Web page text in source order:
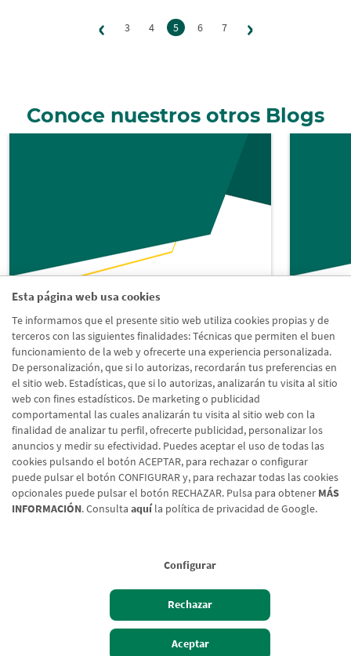
Esta página web usa cookies
Te informamos que el presente sitio web utiliza cookies propias y de
terceros con las siguientes finalidades: Técnicas que permiten el buen
funcionamiento de la web y ofrecerte una experiencia personalizada.
De personalización, que si lo autorizas, recordarán tus preferencias en
el sitio web. Estadísticas, que si lo autorizas, analizarán tu visita al sitio
web con fines estadísticos. De marketing o publicidad
comportamental las cuales analizarán tu visita al sitio web con la
finalidad de analizar tu perfil, ofrecerte publicidad, personalizar los
anuncios y medir su efectividad. Puedes aceptar el uso de todas las
cookies pulsando el botón ACEPTAR, para rechazar o configurar
puede pulsar el botón CONFIGURAR y, para rechazar todas las cookies
opcionales puede pulsar el botón RECHAZAR. Pulsa para obtener MÁS
INFORMACIÓN. Consulta aquíla política de privacidad de Google.
Configurar
Rechazar
Aceptar
‹ Página
anterior
3 4 5 6 7 ›página
Conoce nuestros otros Blogs
Blog Particulares
Actualidad, promociones,
recomendaciones y mucho más
Acceder al blog
Blog
Toda
Aviso legal
Política de cookies
Protección de Datos